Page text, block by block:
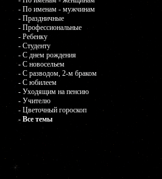
- По именам - мужчинам
- Праздничные
- Профессиональные
- Ребенку
- Студенту
- С днем рождения
- С новосельем
- С разводом, 2-м браком
- С юбилеем
- Уходящим на пенсию
- Учителю
- Цветочный гороскоп
- Все темы